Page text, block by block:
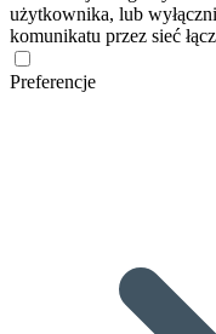
użytkownika, lub
komunikatu przez sieć
Preferencje